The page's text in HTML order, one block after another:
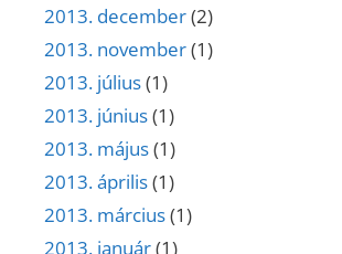
2013. december(2)
2013. november(1)
2013. július(1)
2013. június(1)
2013. május(1)
2013. április(1)
2013. március(1)
2013. január(1)